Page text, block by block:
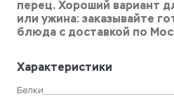
перец. Хороший вариант
или ужина: заказывайте
блюда с доставкой по
Характеристики
Белки